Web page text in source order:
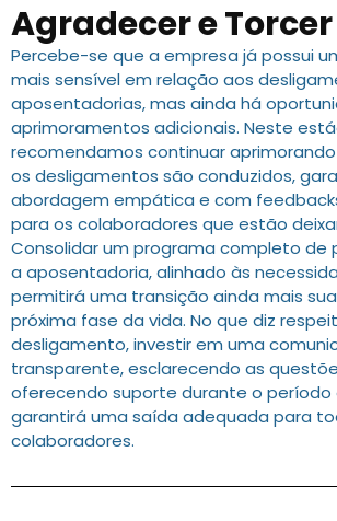
Agradecer e Torcer
Percebe-se que a empresa já possui
mais sensível em relação aos
aposentadorias, mas ainda há
aprimoramentos adicionais. Neste
recomendamos continuar
os desligamentos são conduzidos,
abordagem empática e com
para os colaboradores que estão
Consolidar um programa completo de
a aposentadoria, alinhado às
permitirá uma transição ainda mais
próxima fase da vida. No que diz
desligamento, investir em uma
transparente, esclarecendo as
oferecendo suporte durante o período
garantirá uma saída adequada para
colaboradores.